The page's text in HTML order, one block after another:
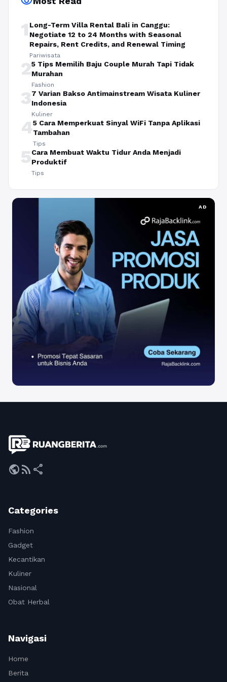
1 Long-Term Villa Rental Bali in Canggu:
Negotiate 12 to 24 Months with Seasonal
Repairs, Rent Credits, and Renewal Timing
Pariwisata
25 Tips Memilih Baju Couple Murah Tapi Tidak
Murahan
Fashion
37 Varian Bakso Antimainstream Wisata Kuliner
Indonesia
Kuliner
45 Cara Memperkuat Sinyal WiFi Tanpa Aplikasi
Tambahan
Tips
5Cara Membuat Waktu Tidur Anda Menjadi
Produktif
Tips
AD
publicrss_feed share
Categories
Fashion
Gadget
Kecantikan
Kuliner
Nasional
Obat Herbal
Navigasi
Home
Berita